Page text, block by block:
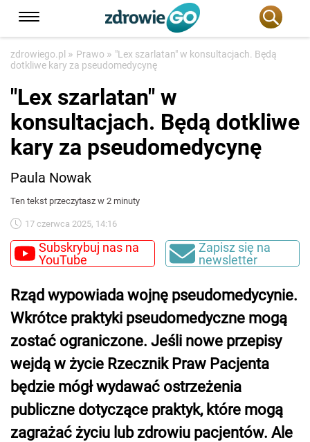
zdrowiego.pl » Prawo » "Lex szarlatan" w konsultacjach. Będą
dotkliwe kary za pseudomedycynę
"Lex szarlatan" w
konsultacjach. Będą dotkliwe
kary za pseudomedycynę
Paula Nowak
Ten tekst przeczytasz w 2 minuty
17 czerwca 2025, 14:16
Subskrybuj nas na
YouTube
Zapisz się na
newsletter
Rząd wypowiada wojnę pseudomedycynie.
Wkrótce praktyki pseudomedyczne mogą
zostać ograniczone. Jeśli nowe przepisy
wejdą w życie Rzecznik Praw Pacjenta
będzie mógł wydawać ostrzeżenia
publiczne dotyczące praktyk, które mogą
zagrażać życiu lub zdrowiu pacjentów. Ale